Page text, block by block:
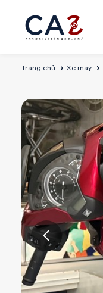
Trang chủ Xe máy